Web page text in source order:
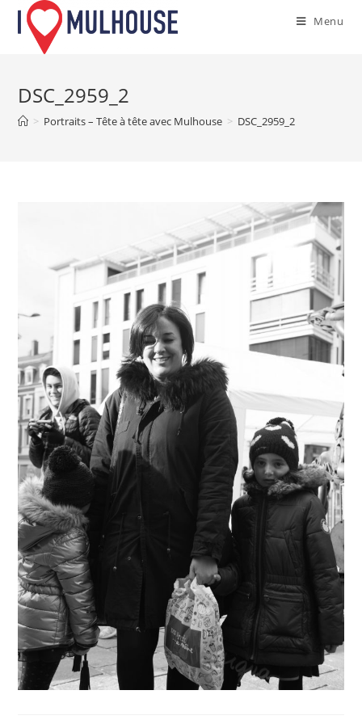
Skip
content
Menu
DSC_2959_2
> Portraits – Tête à tête avec Mulhouse > DSC_2959_2